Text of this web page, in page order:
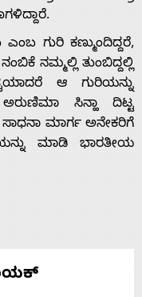
ಗುರಿ ಕಣ್ಮುಂದಿದ್ದರೆ,
ನಮ್ಮಲ್ಲಿ ತುಂಬಿದ್ದಲ್ಲಿ
ಆ ಗುರಿಯನ್ನು
ಸಿನ್ಹಾ ದಿಟ್ಟ
ಮಾರ್ಗ ಅನೇಕರಿಗೆ
ಮಾಡಿ ಭಾರತೀಯ